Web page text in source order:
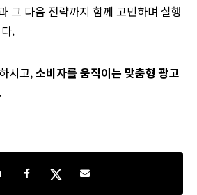
그 다음 전략까지 함께 고민하며 실행
.
시고,소비자를 움직이는 맞춤형 광고
on LinkedIn
Share on Facebook
Share on Twitter
Share by e-mail